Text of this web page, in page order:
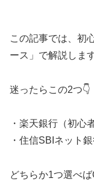
この記事では、初
ース」で解説します
迷ったらこの2つ👇
・楽天銀行（初心
・住信SBIネット
どちらか1つ選べば